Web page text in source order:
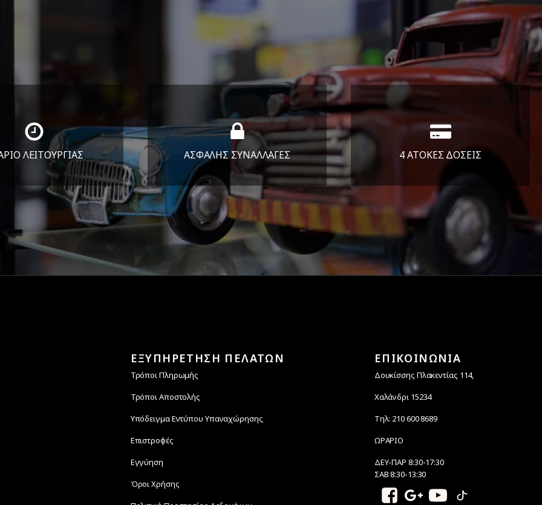
ΛΕΙΤΟΥΡΓΙΑΣ
ΠΑΡ 8:30-17:30
ΑΣΦΑΛΗΣ ΣΥΝΑΛΛΑΓΕΣ
Εγγυόμαστε την ασφάλεια
των συναλλαγών σας.
4 ΑΤΟΚΕΣ ΔΟΣΕΙΣ
Υποστηρίζουμε μέχρι και 4
άτοκες δόσεις
ΕΞΥΠΗΡΕΤΗΣΗ ΠΕΛΑΤΩΝ
Τρόποι Πληρωμής
Τρόποι Αποστολής
Υπόδειγμα Εντύπου Υπαναχώρησης
Επιστροφές
Εγγύηση
Όροι Χρήσης
ΕΠΙΚΟΙΝΩΝΙΑ
Δουκίσσης Πλακεντίας 114,
Χαλάνδρι 15234
Τηλ: 210 600 8689
ΩΡΑΡΙΟ
ΔΕΥ-ΠΑΡ 8:30-17:30
ΣΑΒ 8:30-13:30